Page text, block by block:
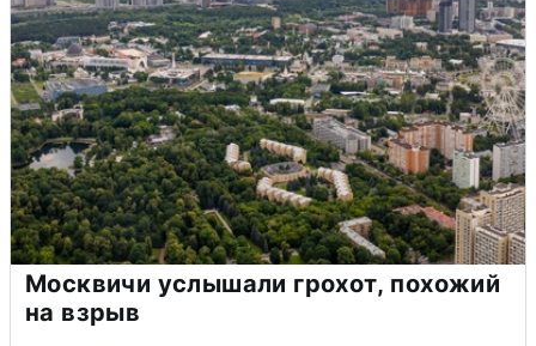
Москвичи услышали грохот, похожий
на взрыв